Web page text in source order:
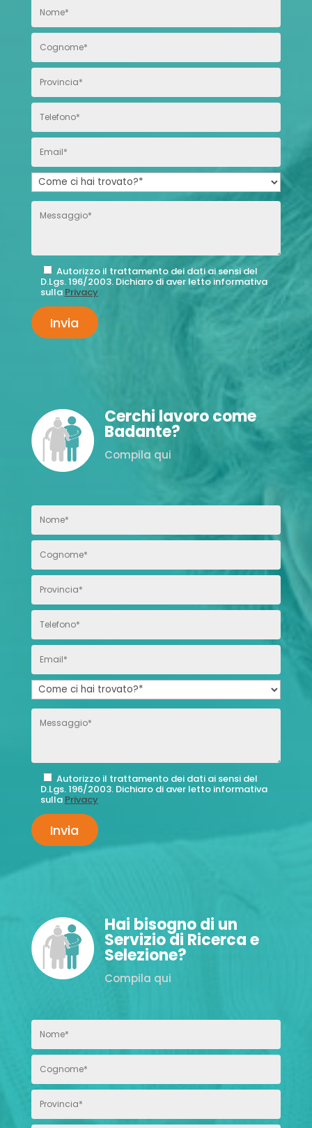
Autorizzo il trattamento dei dati ai sensi del
D.Lgs. 196/2003. Dichiaro di aver letto informativa
sulla Privacy
Cerchi lavoro come
Badante?
Compila qui
Autorizzo il trattamento dei dati ai sensi del
D.Lgs. 196/2003. Dichiaro di aver letto informativa
sulla Privacy
Hai bisogno di un
Servizio di Ricerca e
Selezione?
Compila qui